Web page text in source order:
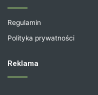
Regulamin
Polityka prywatności
Reklama